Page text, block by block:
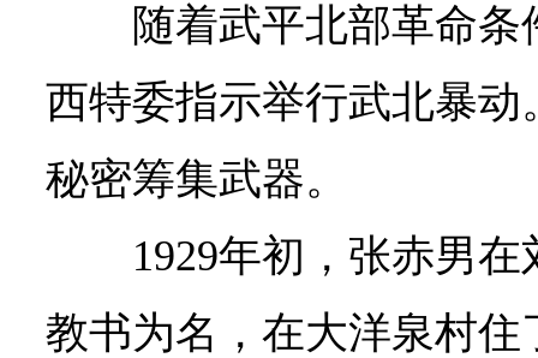
随着武平北部革命
西特委指示举行武北暴
秘密筹集武器。
1929年初，张赤男
教书为名，在大洋泉村